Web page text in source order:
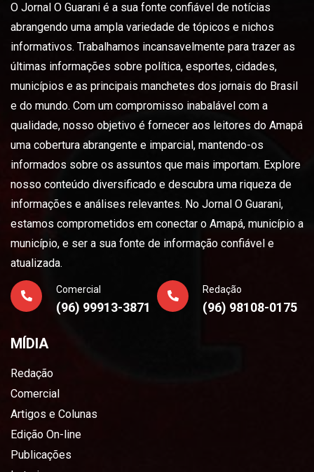
O Jornal O Guarani é a sua fonte confiável de notícias
abrangendo uma ampla variedade de tópicos e nichos
informativos. Trabalhamos incansavelmente para trazer as
últimas informações sobre política, esportes, cidades,
municípios e as principais manchetes dos jornais do Brasil
e do mundo. Com um compromisso inabalável com a
qualidade, nosso objetivo é fornecer aos leitores do Amapá
uma cobertura abrangente e imparcial, mantendo-os
informados sobre os assuntos que mais importam. Explore
nosso conteúdo diversificado e descubra uma riqueza de
informações e análises relevantes. No Jornal O Guarani,
estamos comprometidos em conectar o Amapá, município a
município, e ser a sua fonte de informação confiável e
atualizada.
Comercial
(96) 99913-3871
Redação
(96) 98108-0175
MÍDIA
Redação
Comercial
Artigos e Colunas
Edição On-line
Publicações